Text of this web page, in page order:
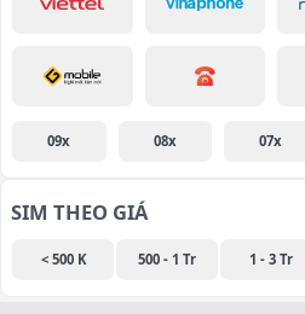
09x 08x 07x
SIM THEO GIÁ
< 500 K 500 - 1 Tr 1 - 3 Tr